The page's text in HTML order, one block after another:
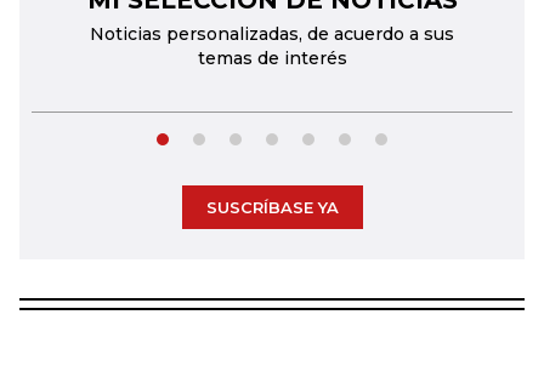
Noticias personalizadas, de acuerdo a sus
temas de interés
SUSCRÍBASE YA